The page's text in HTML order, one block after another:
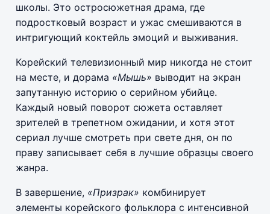
школы. Это остросюжетная драма, где
подростковый возраст и ужас смешиваются в
интригующий коктейль эмоций и выживания.
Корейский телевизионный мир никогда не стоит
на месте, и дорама «Мышь» выводит на экран
запутанную историю о серийном убийце.
Каждый новый поворот сюжета оставляет
зрителей в трепетном ожидании, и хотя этот
сериал лучше смотреть при свете дня, он по
праву записывает себя в лучшие образцы своего
жанра.
В завершение, «Призрак» комбинирует
элементы корейского фольклора с интенсивной